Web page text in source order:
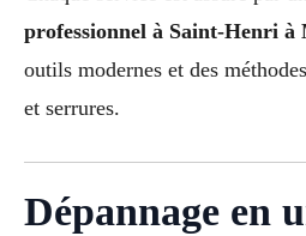
professionnel à Saint-Henri à
outils modernes et des
et serrures.
Dépannage en